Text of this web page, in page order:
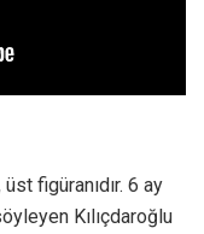
figüranıdır. 6 ay
Kılıçdaroğlu